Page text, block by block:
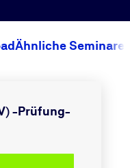
Ähnliche Seminare
-Prüfung-